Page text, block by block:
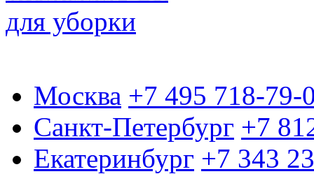
Москва +7 495 718-79-
Санкт-Петербург +7
Екатеринбург +7 343